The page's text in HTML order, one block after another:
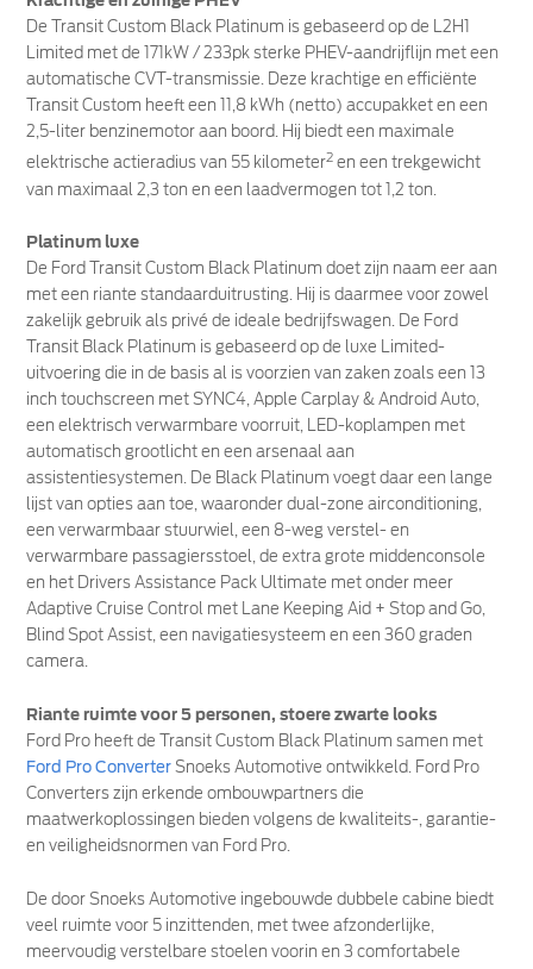
De Transit Custom Black Platinum is gebaseerd op de L2H1
Limited met de 171kW / 233pk sterke PHEV-aandrijflijn met een
automatische CVT-transmissie. Deze krachtige en efficiënte
Transit Custom heeft een 11,8 kWh (netto) accupakket en een
2,5-liter benzinemotor aan boord. Hij biedt een maximale
elektrische actieradius van 55 kilometer2 en een trekgewicht
van maximaal 2,3 ton en een laadvermogen tot 1,2 ton.
Platinum luxe
De Ford Transit Custom Black Platinum doet zijn naam eer aan
met een riante standaarduitrusting. Hij is daarmee voor zowel
zakelijk gebruik als privé de ideale bedrijfswagen. De Ford
Transit Black Platinum is gebaseerd op de luxe Limited-
uitvoering die in de basis al is voorzien van zaken zoals een 13
inch touchscreen met SYNC4, Apple Carplay & Android Auto,
een elektrisch verwarmbare voorruit, LED-koplampen met
automatisch grootlicht en een arsenaal aan
assistentiesystemen. De Black Platinum voegt daar een lange
lijst van opties aan toe, waaronder dual-zone airconditioning,
een verwarmbaar stuurwiel, een 8-weg verstel- en
verwarmbare passagiersstoel, de extra grote middenconsole
en het Drivers Assistance Pack Ultimate met onder meer
Adaptive Cruise Control met Lane Keeping Aid + Stop and Go,
Blind Spot Assist, een navigatiesysteem en een 360 graden
camera.
Riante ruimte voor 5 personen, stoere zwarte looks
Ford Pro heeft de Transit Custom Black Platinum samen met
Ford Pro Converter Snoeks Automotive ontwikkeld. Ford Pro
Converters zijn erkende ombouwpartners die
maatwerkoplossingen bieden volgens de kwaliteits-, garantie-
en veiligheidsnormen van Ford Pro.
De door Snoeks Automotive ingebouwde dubbele cabine biedt
veel ruimte voor 5 inzittenden, met twee afzonderlijke,
meervoudig verstelbare stoelen voorin en 3 comfortabele